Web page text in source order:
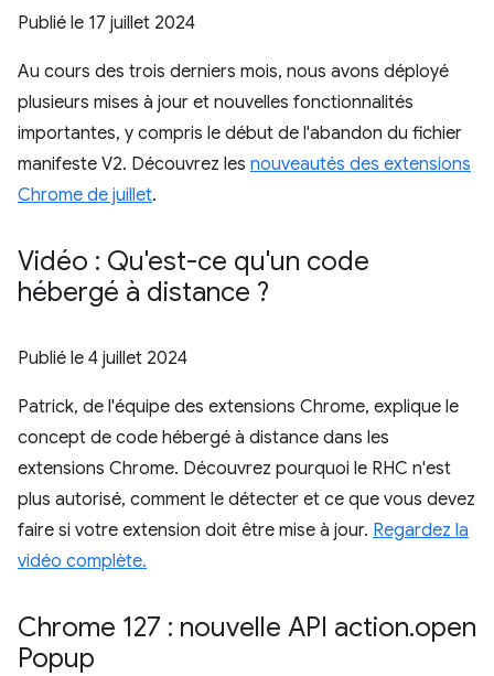
Publié le 17 juillet 2024
Au cours des trois derniers mois, nous avons déployé
plusieurs mises à jour et nouvelles fonctionnalités
importantes, y compris le début de l'abandon du fichier
manifeste V2. Découvrez les nouveautés des extensions
Chrome de juillet.
Vidéo : Qu'est-ce qu'un code
hébergé à distance ?
Publié le 4 juillet 2024
Patrick, de l'équipe des extensions Chrome, explique le
concept de code hébergé à distance dans les
extensions Chrome. Découvrez pourquoi le RHC n'est
plus autorisé, comment le détecter et ce que vous devez
faire si votre extension doit être mise à jour. Regardez la
vidéo complète.
Chrome 127 : nouvelle API action.open
Popup